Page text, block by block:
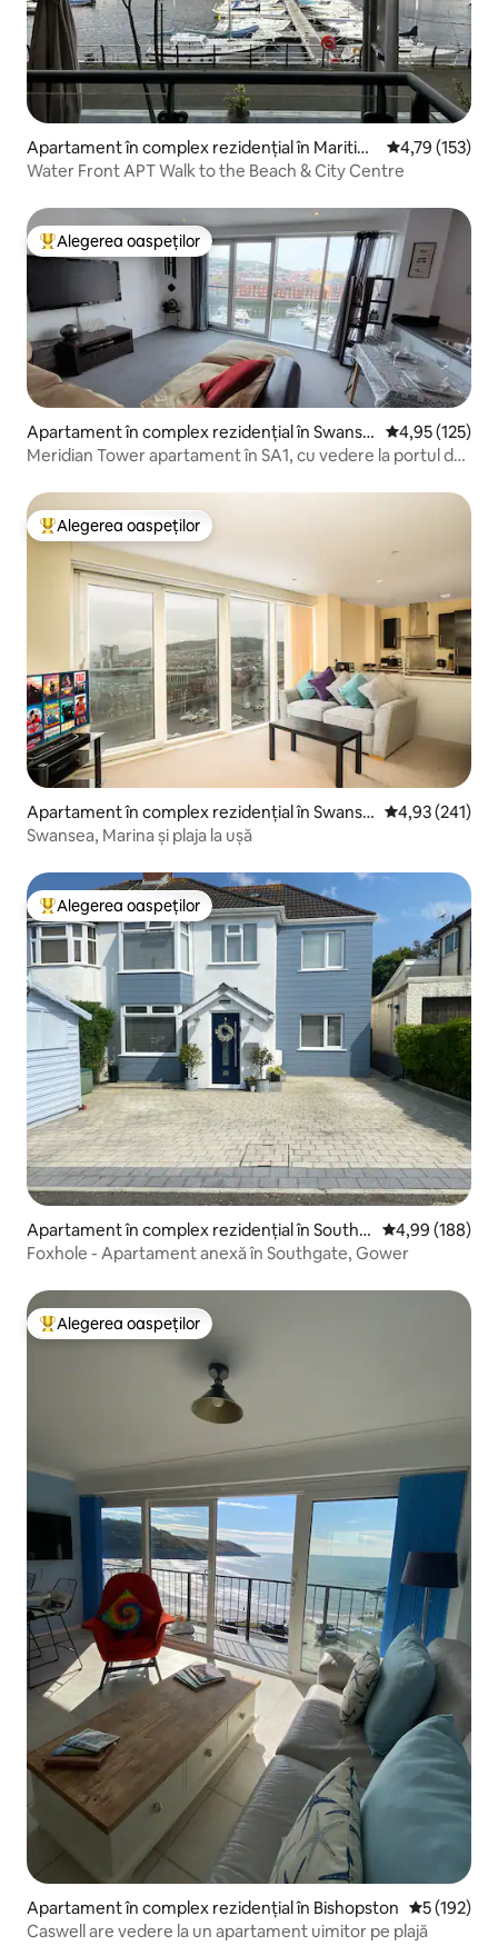
Apartament în complex rezidențial în Maritim
e Quarter
Scor mediu
4,79 (153)
Water Front APT Walk to the Beach & City Centre
Locuință din topul categoriei Alegerea oaspeților
Alegerea oaspeților
Apartament în complex rezidențial în Swanse
a
Scor mediu
4,95 (125)
Meridian Tower apartament în SA1, cu vedere la portul de
Locuință din topul categoriei Alegerea oaspeților
Alegerea oaspeților
Apartament în complex rezidențial în Swanse
a
Scor mediu de
4,93 (241)
Swansea, Marina și plaja la ușă
Locuință din topul categoriei Alegerea oaspeților
Alegerea oaspeților
Apartament în complex rezidențial în Southg
ate
Scor mediu de
4,99 (188)
Foxhole - Apartament anexă în Southgate, Gower
Locuință din topul categoriei Alegerea oaspeților
Alegerea oaspeților
Apartament în complex rezidențial în Bishopston Scor mediu
5 (192)
Caswell are vedere la un apartament uimitor pe plajă